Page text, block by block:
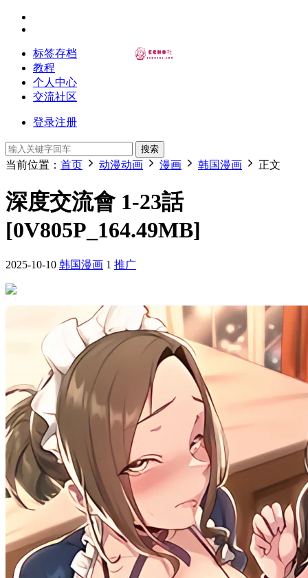
标签存档
教程
个人中心
交流社区
登录注册
搜索
当前位置： 首页 动漫动画 漫画 韩国漫画 正文
深度交流會 1-23話
[0V805P_164.49MB]
2025-10-10 韩国漫画 1 推广